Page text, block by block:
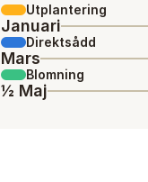
Utplantering
Januari
Direktsådd
Mars
Blomning
½ Maj